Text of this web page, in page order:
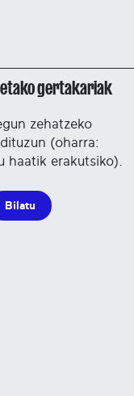
gertakariak
zehatzeko
(oharra:
haatik erakutsiko).
Bilatu